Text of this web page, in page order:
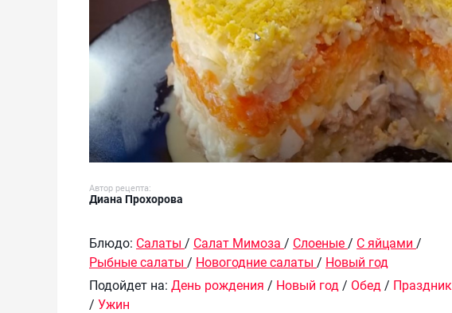
Автор рецепта:
Диана Прохорова
Блюдо: Салаты / Салат Мимоза / Слоеные / С яйцами /
Рыбные салаты / Новогодние салаты / Новый год
Подойдет на: День рождения / Новый год / Обед / Праздник
/ Ужин